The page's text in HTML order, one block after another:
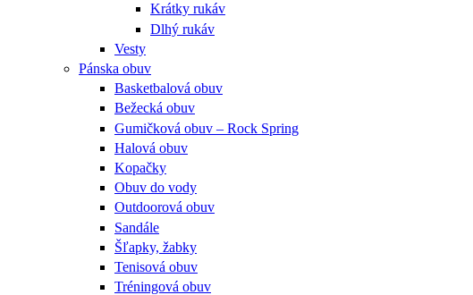
Krátky rukáv
Dlhý rukáv
Vesty
Pánska obuv
Basketbalová obuv
Bežecká obuv
Gumičková obuv – Rock Spring
Halová obuv
Kopačky
Obuv do vody
Outdoorová obuv
Sandále
Šľapky, žabky
Tenisová obuv
Tréningová obuv